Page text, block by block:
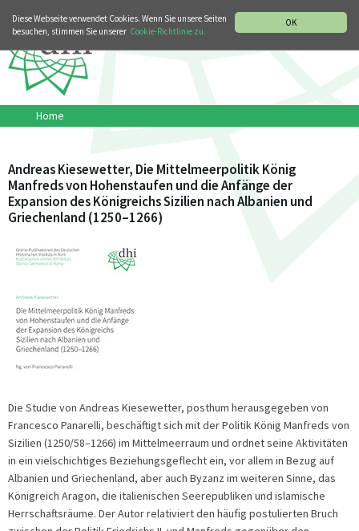
OK
Diese Webseite verwendet Cookies. Wenn Sie unsere Seiten
besuchen, stimmen Sie unserer Cookie-Richtlinie zu.
Home
Andreas Kiesewetter, Die Mittelmeerpolitik König
Manfreds von Hohenstaufen und die Anfänge der
Expansion des Königreichs Sizilien nach Albanien und
Griechenland (1250–1266)
Die Studie von Andreas Kiesewetter, posthum herausgegeben von
Francesco Panarelli, beschäftigt sich mit der Politik König Manfreds von
Sizilien (1250/58–1266) im Mittelmeerraum und ordnet seine Aktivitäten
in ein vielschichtiges Beziehungsgeflecht ein, vor allem in Bezug auf
Albanien und Griechenland, aber auch Byzanz im weiteren Sinne, das
Königreich Aragon, die italienischen Seerepubliken und islamische
Herrschaftsräume. Der Autor relativiert den häufig postulierten Bruch